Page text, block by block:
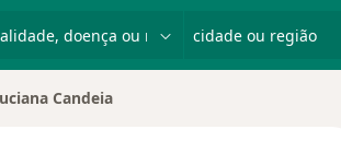
Candeia